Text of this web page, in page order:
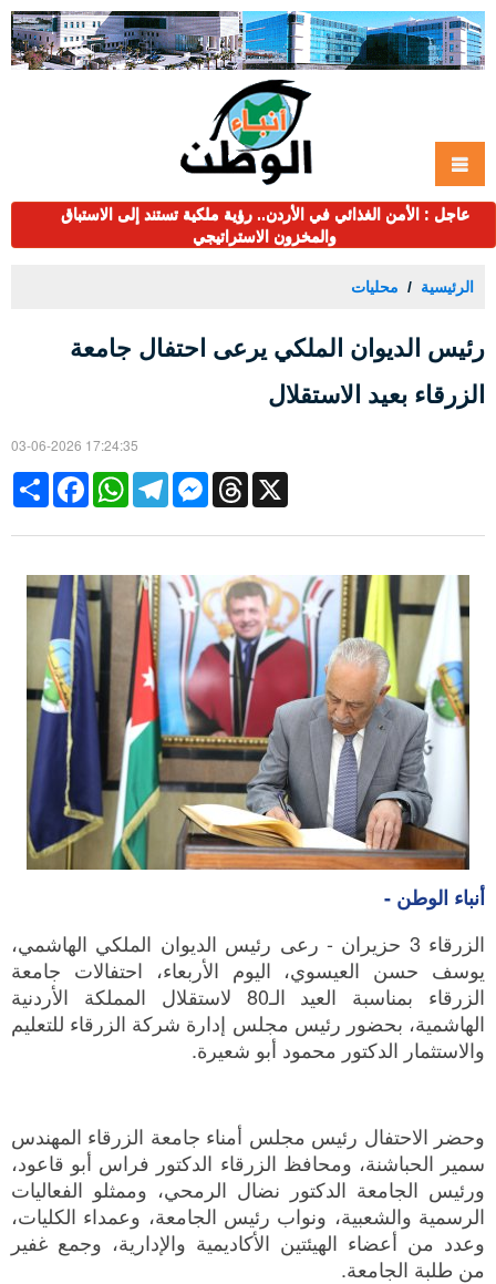
عاجل : الأمن الغذائي في الأردن.. رؤية ملكية تستند إلى الاستباق
والمخزون الاستراتيجي
الرئيسية محليات
رئيس الديوان الملكي يرعى احتفال جامعة
الزرقاء بعيد الاستقلال
03-06-2026 17:24:35
Share
FacebookWhatsAppTelegramMessengerThreads X
أنباء الوطن -
الزرقاء 3 حزيران - رعى رئيس الديوان الملكي الهاشمي،
يوسف حسن العيسوي، اليوم الأربعاء، احتفالات جامعة
الزرقاء بمناسبة العيد الـ80 لاستقلال المملكة الأردنية
الهاشمية، بحضور رئيس مجلس إدارة شركة الزرقاء للتعليم
والاستثمار الدكتور محمود أبو شعيرة.
وحضر الاحتفال رئيس مجلس أمناء جامعة الزرقاء المهندس
سمير الحباشنة، ومحافظ الزرقاء الدكتور فراس أبو قاعود،
ورئيس الجامعة الدكتور نضال الرمحي، وممثلو الفعاليات
الرسمية والشعبية، ونواب رئيس الجامعة، وعمداء الكليات،
وعدد من أعضاء الهيئتين الأكاديمية والإدارية، وجمع غفير
من طلبة الجامعة.